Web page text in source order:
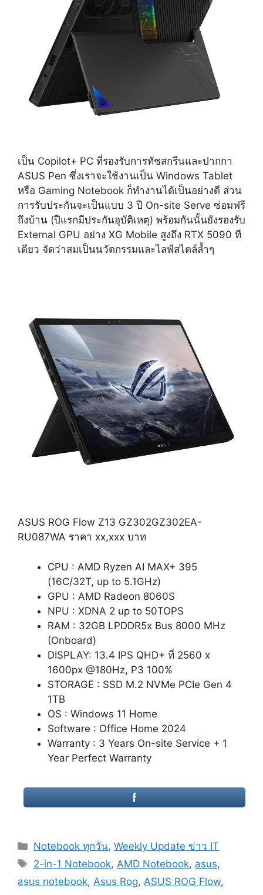
เป็น Copilot+ PC ที่รองรับการทัชสกรีนและปากกา
ASUS Pen ซึ่งเราจะใช้งานเป็น Windows Tablet
หรือ Gaming Notebook ก็ทำงานได้เป็นอย่างดี ส่วน
การรับประกันจะเป็นแบบ 3 ปี On-site Serve ซ่อมฟรี
ถึงบ้าน (ปีแรกมีประกันอุบัติเหตุ) พร้อมกันนั้นยังรองรับ
External GPU อย่าง XG Mobile สูงถึง RTX 5090 ที
เดียว จัดว่าสมเป็นนวัตกรรมและไลฟ์สไตล์ล้ำๆ
ASUS ROG Flow Z13 GZ302GZ302EA-
RU087WA ราคา xx,xxx บาท
CPU : AMD Ryzen AI MAX+ 395
(16C/32T, up to 5.1GHz)
GPU : AMD Radeon 8060S
NPU : XDNA 2 up to 50TOPS
RAM : 32GB LPDDR5x Bus 8000 MHz
(Onboard)
DISPLAY: 13.4 IPS QHD+ ที่ 2560 x
1600px @180Hz, P3 100%
STORAGE : SSD M.2 NVMe PCIe Gen 4
1TB
OS : Windows 11 Home
Software : Office Home 2024
Warranty : 3 Years On-site Service + 1
Year Perfect Warranty
Categories
Notebook ทุกวัน,Weekly Update ข่าว IT
Tags
2-in-1 Notebook,AMD Notebook, asus,
asus notebook, Asus Rog, ASUS ROG Flow,